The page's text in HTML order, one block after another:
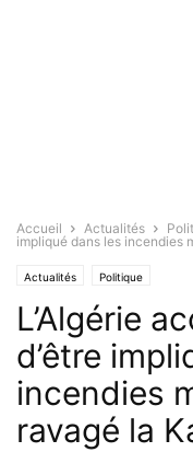
Accueil Actualités
impliqué dans les incendies
Actualités Politique
L’Algérie
d’être
incendies
ravagé la